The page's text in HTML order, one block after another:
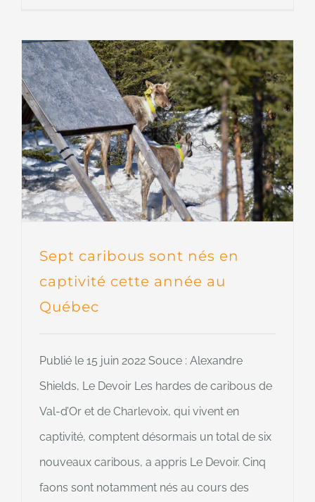
Sept caribous sont nés en
captivité cette année au
Québec
Publié le 15 juin 2022 Souce : Alexandre
Shields, Le Devoir Les hardes de caribous de
Val-d’Or et de Charlevoix, qui vivent en
captivité, comptent désormais un total de six
nouveaux caribous, a appris Le Devoir. Cinq
faons sont notamment nés au cours des